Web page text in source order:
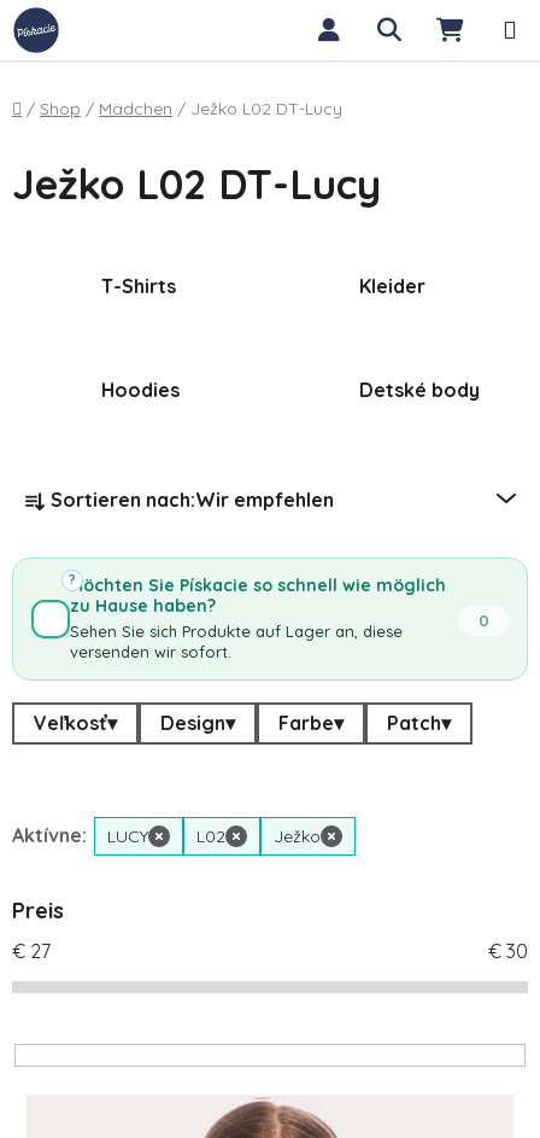
Zum Inhalt springen Suchen
Startseite
/ Shop / Mädchen / Ježko L02 DT-Lucy
Ježko L02 DT-Lucy
T-Shirts Kleider
Hoodies Detské body
Sortieren nach:Wir empfehlen
Möchten Sie Pískacie so schnell wie möglich
zu Hause haben?
Sehen Sie sich Produkte auf Lager an, diese
versenden wir sofort.
0
?
Veľkosť▾ Design▾ Farbe▾ Patch▾
Aktívne: LUCY × L02 × Ježko ×
Preis
€ 27 € 30
Liste der Produkte